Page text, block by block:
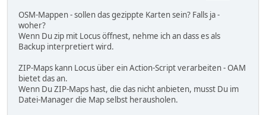
OSM-Mappen - sollen das gezippte Karten sein? Falls ja -
woher?
Wenn Du zip mit Locus öffnest, nehme ich an dass es als
Backup interpretiert wird.
ZIP-Maps kann Locus über ein Action-Script verarbeiten - OAM
bietet das an.
Wenn Du ZIP-Maps hast, die das nicht anbieten, musst Du im
Datei-Manager die Map selbst herausholen.